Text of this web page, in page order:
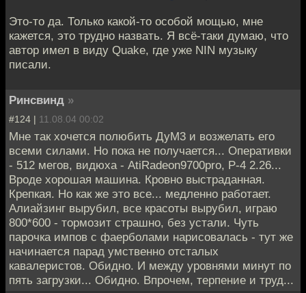
Это-то да. Только какой-то особой мощью, мне
кажется, это трудно назвать. Я всё-таки думаю, что
автор имел в виду Quake, где уже NIN музыку
писали.
Ринсвинд »
#124 | 11.08.04 00:02
Мне так хочется полюбить ДуМ3 и возжелать его
всеми силами. Но пока не получается... Оперативки
- 512 мегов, видюха - AtiRadeon9700pro, P-4 2.26...
Вроде хорошая машина. Кровно выстраданная.
Крепкая. Но как же это все... медленно работает.
Алиайзинг вырубил, все красоты вырубил, играю
800*600 - тормозит страшно, без устали. Чуть
парочка импов с фаерболами нарисовалась - тут же
начинается парад умственно отсталых
кавалеристов. Обидно. И между уровнями минут по
пять загрузки... Обидно. Впрочем, терпение и труд...